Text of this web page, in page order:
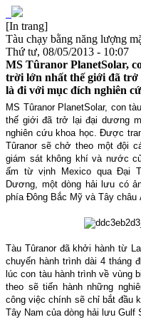
[In trang]
Tàu chạy bằng năng lượng
Thứ tư, 08/05/2013 - 10:07
MS Tûranor PlanetSolar,
trời lớn nhất thế giới đã trở
là đi với mục đích nghiên
MS Tûranor PlanetSolar, con
thế giới đã trở lại đại dương
nghiên cứu khoa học. Được
Tûranor sẽ chở theo một đội
giám sát không khí và nước
ấm từ vịnh Mexico qua Đại
Dương, một dòng hải lưu có
phía Đông Bắc Mỹ và Tây châu
Tàu Tûranor đã khởi hành từ
chuyến hành trình dài 4 tháng
lúc con tàu hành trình về vùng
theo sẽ tiến hành những
công việc chính sẽ chỉ bắt đầu
Tây Nam của dòng hải lưu Gulf